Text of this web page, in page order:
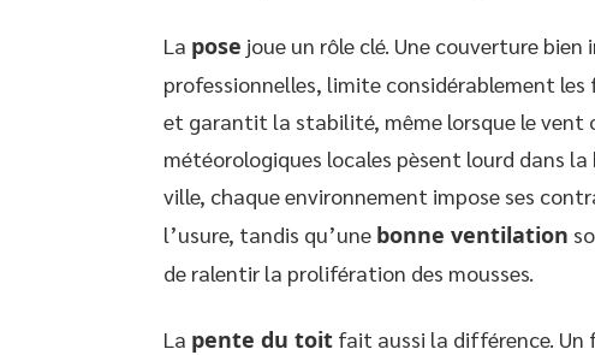
La pose joue un rôle clé. Une couverture
professionnelles, limite considérablement
et garantit la stabilité, même lorsque le vent
météorologiques locales pèsent lourd dans
ville, chaque environnement impose ses
l’usure, tandis qu’une bonne ventilation
de ralentir la prolifération des mousses.
La pente du toit fait aussi la différence. Un